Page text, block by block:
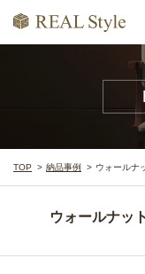
TOP 納品事例 ウォールナ
ウォールナッ